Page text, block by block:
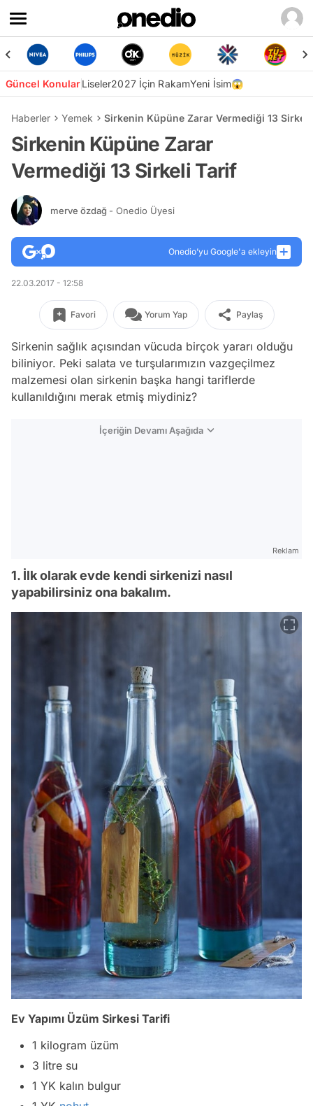
Güncel KonularLiseler2027 İçin RakamYeni İsim😱
Haberler Yemek Sirkenin Küpüne Zarar Vermediği 13
Sirkenin Küpüne Zarar
Vermediği 13 Sirkeli Tarif
merve özdağ - Onedio Üyesi
Onedio’yu Google'a ekleyin
22.03.2017 - 12:58
Favori Yorum Yap Paylaş
Sirkenin sağlık açısından vücuda birçok yararı olduğu
biliniyor. Peki salata ve turşularımızın vazgeçilmez
malzemesi olan sirkenin başka hangi tariflerde
kullanıldığını merak etmiş miydiniz?
İçeriğin Devamı Aşağıda
Reklam
1. İlk olarak evde kendi sirkenizi nasıl
yapabilirsiniz ona bakalım.
Ev Yapımı Üzüm Sirkesi Tarifi
1 kilogram üzüm
3 litre su
1 YK kalın bulgur